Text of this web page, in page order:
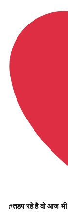
#तडप रहे है वो आज